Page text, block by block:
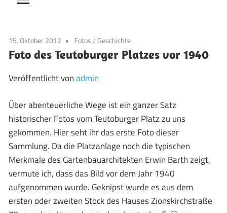
15. Oktober 2012 Fotos/Geschichte
Foto des Teutoburger Platzes vor 1940
Veröffentlicht vonadmin
Über abenteuerliche Wege ist ein ganzer Satz
historischer Fotos vom Teutoburger Platz zu uns
gekommen. Hier seht ihr das erste Foto dieser
Sammlung. Da die Platzanlage noch die typischen
Merkmale des Gartenbauarchitekten Erwin Barth zeigt,
vermute ich, dass das Bild vor dem Jahr 1940
aufgenommen wurde. Geknipst wurde es aus dem
ersten oder zweiten Stock des Hauses Zionskirchstraße